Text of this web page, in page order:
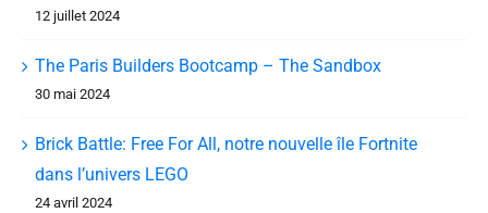
12 juillet 2024
The Paris Builders Bootcamp – The Sandbox
30 mai 2024
Brick Battle: Free For All, notre nouvelle île Fortnite
dans l’univers LEGO
24 avril 2024